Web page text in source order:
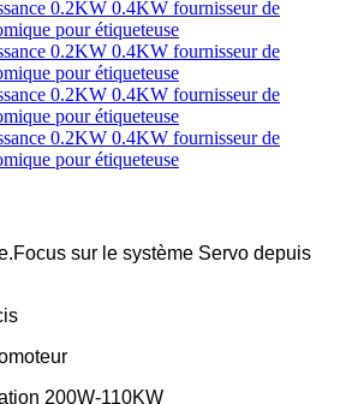
sur le système Servo depuis
200W-110KW